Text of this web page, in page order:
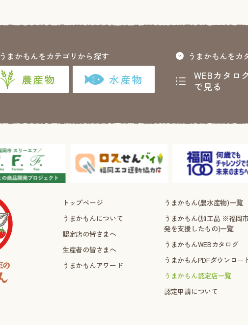
うまかもんをカテゴリから探す
農産物 水産物
うまかもんをカ
WEBカタロ
で見る
トップページ
うまかもんについて
認定店の皆さまへ
生産者の皆さまへ
うまかもんアワード
うまかもん(農水産物)一覧
うまかもん(加工品 ※福岡
発を支援したもの)一覧
うまかもんWEBカタログ
うまかもんPDFダウンロー
うまかもん認定店一覧
認定申請について